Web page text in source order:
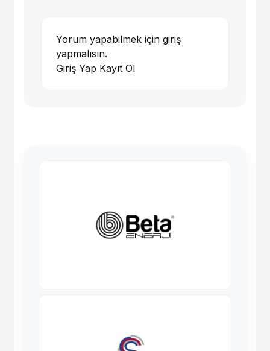
Yorum yapabilmek için giriş
yapmalısın.
Giriş Yap Kayıt Ol